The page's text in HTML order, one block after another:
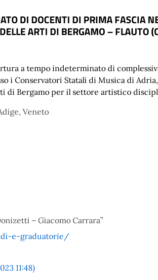
DI DOCENTI DI PRIMA FASCIA
ARTI DI BERGAMO – FLAUTO
a tempo indeterminato di
i Conservatori Statali di Musica di
di Bergamo per il settore artistico
Veneto
– Giacomo Carrara”
e-graduatorie/
11:48)